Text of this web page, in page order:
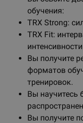
обучения:
TRX Strong:
TRX Fit:
интенсивности
Вы получите
форматов
тренировок.
Вы научитесь
Вы получите